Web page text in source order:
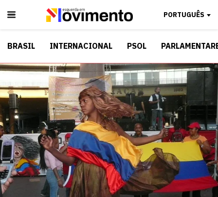
PORTUGUÊS
BRASIL INTERNACIONAL PSOL